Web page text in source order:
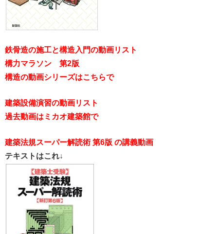
鉄骨造の施工と構造入門の動画リスト
構力マラソン 第2版
構造の動画シリーズはこちらで
建築設備演習の動画リスト
過去動画はミカオ建築館で
建築法規スーパー解読術 第6版 の講義動画
テキストはこれ↓